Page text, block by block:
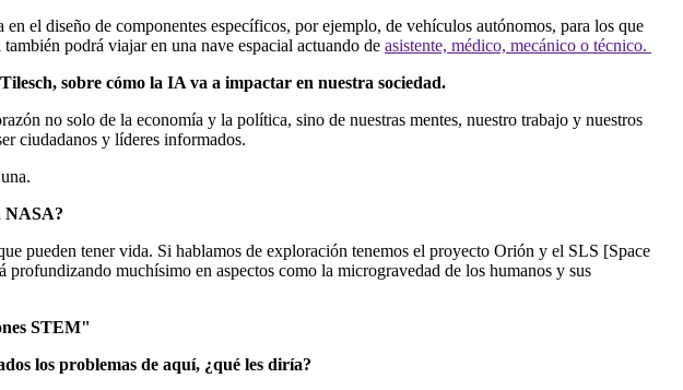
el diseño de componentes específicos, por ejemplo, de vehículos autónomos, para los que
podrá viajar en una nave espacial actuando de asistente, médico, mecánico o técnico.
sobre cómo la IA va a impactar en nuestra sociedad.
no solo de la economía y la política, sino de nuestras mentes, nuestro trabajo y nuestros
ciudadanos y líderes informados.
NASA?
pueden tener vida. Si hablamos de exploración tenemos el proyecto Orión y el SLS [Space
muchísimo en aspectos como la microgravedad de los humanos y sus
STEM"
los problemas de aquí, ¿qué les diría?